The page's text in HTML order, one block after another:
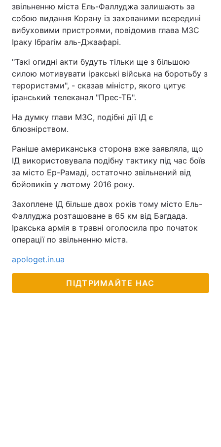
звільненню міста Ель-Фаллуджа залишають за
собою видання Корану із захованими всередині
вибуховими пристроями, повідомив глава МЗС
Іраку Ібрагім аль-Джаафарі.
"Такі огидні акти будуть тільки ще з більшою
силою мотивувати іракські війська на боротьбу з
терористами", - сказав міністр, якого цитує
іранський телеканал "Прес-ТБ".
На думку глави МЗС, подібні дії ІД є
блюзнірством.
Раніше американська сторона вже заявляла, що
ІД використовувала подібну тактику під час боїв
за місто Ер-Рамаді, остаточно звільнений від
бойовиків у лютому 2016 року.
Захоплене ІД більше двох років тому місто Ель-
Фаллуджа розташоване в 65 км від Багдада.
Іракська армія в травні оголосила про початок
операції по звільненню міста.
apologet.in.ua
ПІДТРИМАЙТЕ НАС